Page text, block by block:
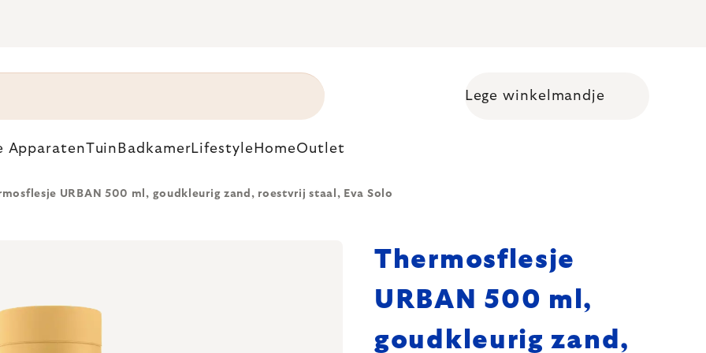
Shopping cart
Lege winkelmandje
ApparatenTuin BadkamerLifestyle HomeOutlet
URBAN 500 ml, goudkleurig zand, roestvrij staal, Eva Solo
Thermosflesje
URBAN 500 ml,
goudkleurig zand,